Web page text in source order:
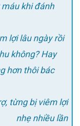
khi đánh
lợi lâu ngày rồi
không? Hay
hơn thôi bác
nhẹ nhiều lần